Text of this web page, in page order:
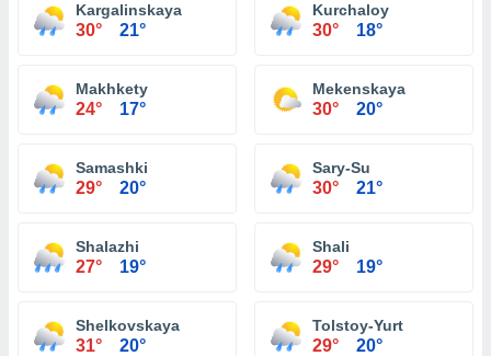
Kargalinskaya
30° 21°
Kurchaloy
30° 18°
Makhkety
24° 17°
Mekenskaya
30° 20°
Samashki
29° 20°
Sary-Su
30° 21°
Shalazhi
27° 19°
Shali
29° 19°
Shelkovskaya
31° 20°
Tolstoy-Yurt
29° 20°